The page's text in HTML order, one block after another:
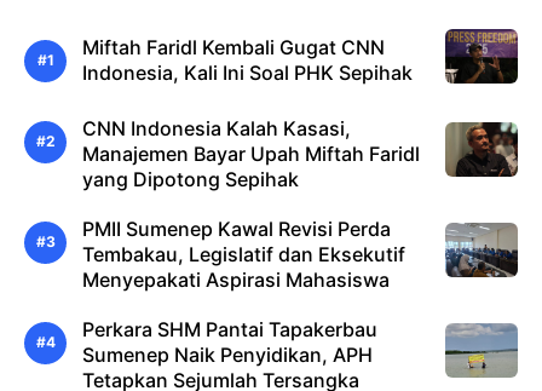
Miftah Faridl Kembali Gugat CNN
Indonesia, Kali Ini Soal PHK Sepihak
CNN Indonesia Kalah Kasasi,
Manajemen Bayar Upah Miftah Faridl
yang Dipotong Sepihak
PMII Sumenep Kawal Revisi Perda
Tembakau, Legislatif dan Eksekutif
Menyepakati Aspirasi Mahasiswa
Perkara SHM Pantai Tapakerbau
Sumenep Naik Penyidikan, APH
Tetapkan Sejumlah Tersangka